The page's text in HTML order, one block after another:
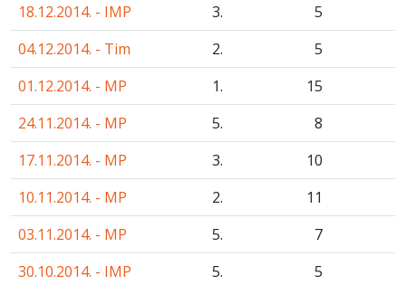
18.12.2014. - IMP
3.
5
04.12.2014. - Tim
2.
5
01.12.2014. - MP
1.
15
24.11.2014. - MP
5.
8
17.11.2014. - MP
3.
10
10.11.2014. - MP
2.
11
03.11.2014. - MP
5.
7
30.10.2014. - IMP
5.
5